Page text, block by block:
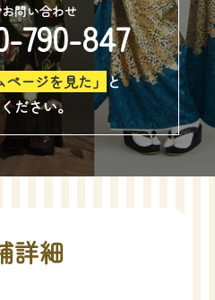
問い合わせ
790-847
ページを見た」 と
ださい。
詳細